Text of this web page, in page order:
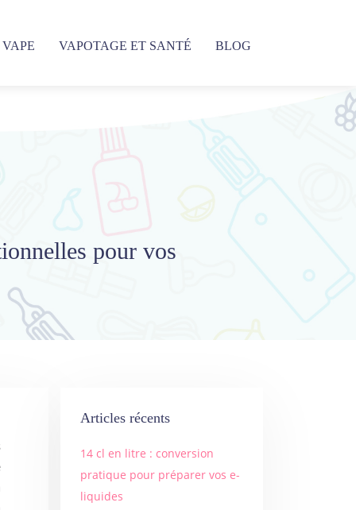
VAPOTAGE ET SANTÉ BLOG
pour vos
Articles récents
14 cl en litre : conversion
pratique pour préparer vos e-
liquides